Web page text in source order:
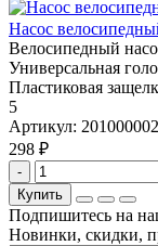
Насос
Велосипедный
Универсальная
Пластиковая
5
Артикул:
298 ₽
-
Купить
Подпишитесь на
Новинки, скидки,